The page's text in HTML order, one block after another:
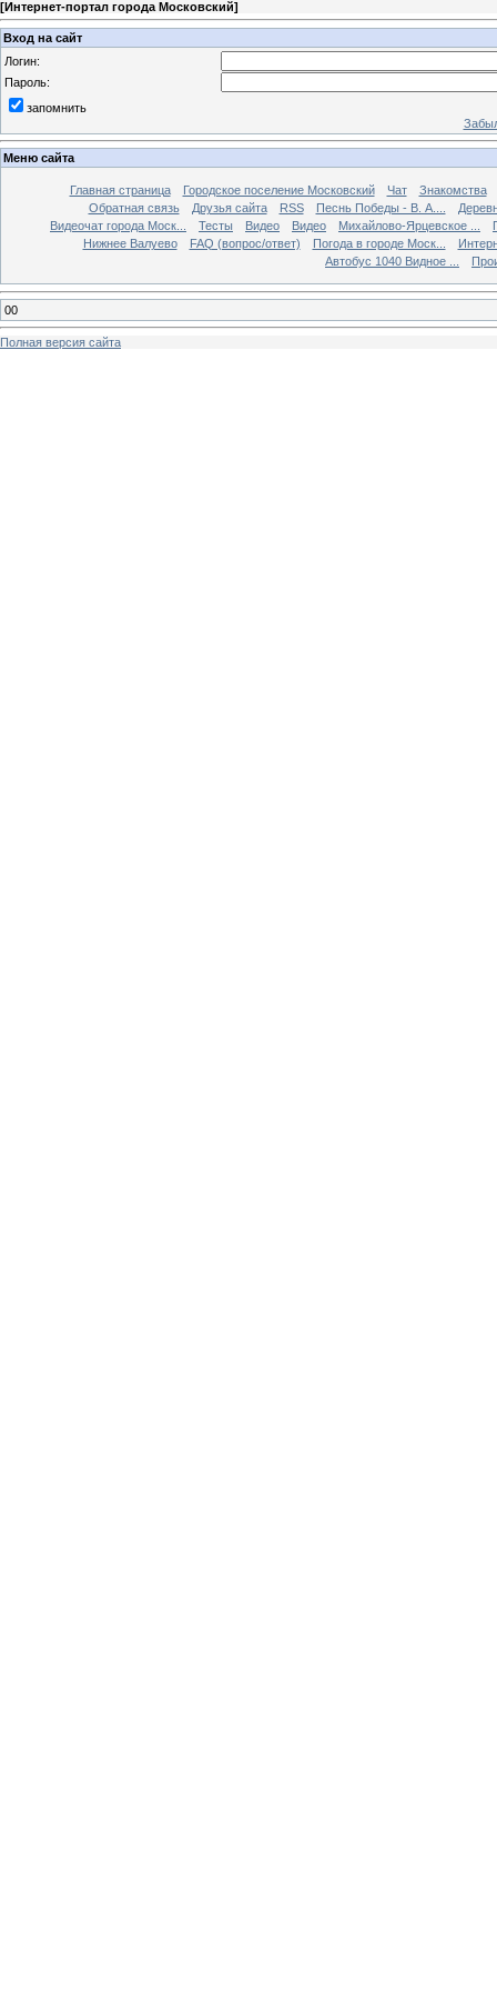
[Интернет-портал города Московский]
Вход на сайт
Логин:
Пароль:
запомнить
Меню сайта
Главная страница Городское поселение Московский Чат
Знакомства
Обратная связь
Друзья сайта RSS Песнь Победы - В. А....
Видеочат города Моск...
Тесты Видео Видео Михайлово-Ярцевское ...
Нижнее Валуево
FAQ (вопрос/ответ) Погода в городе Моск...
Автобус 1040 Видное ...
00
Полная версия сайта